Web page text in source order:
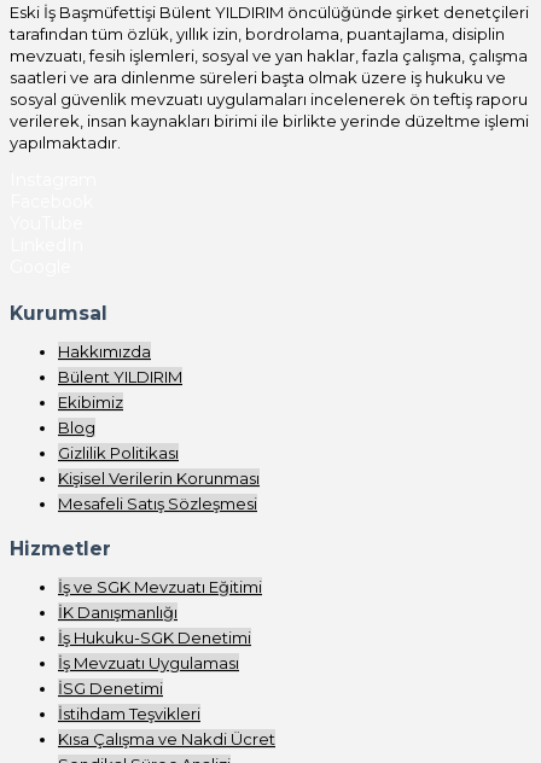
Eski İş Başmüfettişi Bülent YILDIRIM öncülüğünde şirket denetçileri
tarafından tüm özlük, yıllık izin, bordrolama, puantajlama, disiplin
mevzuatı, fesih işlemleri, sosyal ve yan haklar, fazla çalışma, çalışma
saatleri ve ara dinlenme süreleri başta olmak üzere iş hukuku ve
sosyal güvenlik mevzuatı uygulamaları incelenerek ön teftiş raporu
verilerek, insan kaynakları birimi ile birlikte yerinde düzeltme işlemi
yapılmaktadır.
Kurumsal
Hakkımızda
Bülent YILDIRIM
Ekibimiz
Blog
Gizlilik Politikası
Kişisel Verilerin Korunması
Mesafeli Satış Sözleşmesi
Hizmetler
İş ve SGK Mevzuatı Eğitimi
İK Danışmanlığı
İş Hukuku-SGK Denetimi
İş Mevzuatı Uygulaması
İSG Denetimi
İstihdam Teşvikleri
Kısa Çalışma ve Nakdi Ücret